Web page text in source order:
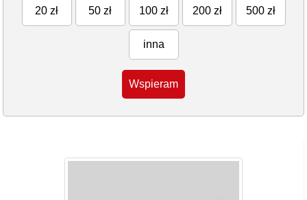
20 zł 50 zł 100 zł 200 zł 500 zł
inna
Wspieram